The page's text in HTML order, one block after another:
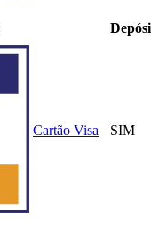
Cartão Visa SIM